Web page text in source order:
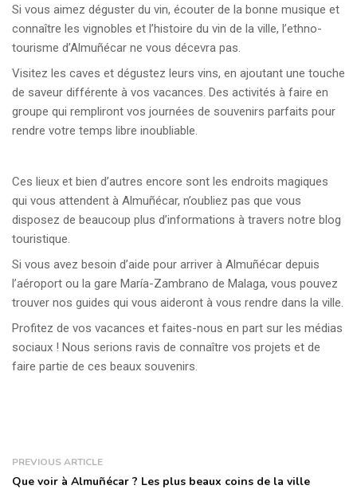
Si vous aimez déguster du vin, écouter de la bonne musique et
connaître les vignobles et l’histoire du vin de la ville, l’ethno-
tourisme d’Almuñécar ne vous décevra pas.
Visitez les caves et dégustez leurs vins, en ajoutant une touche
de saveur différente à vos vacances. Des activités à faire en
groupe qui rempliront vos journées de souvenirs parfaits pour
rendre votre temps libre inoubliable.
Ces lieux et bien d’autres encore sont les endroits magiques
qui vous attendent à Almuñécar, n’oubliez pas que vous
disposez de beaucoup plus d’informations à travers notre blog
touristique.
Si vous avez besoin d’aide pour arriver à Almuñécar depuis
l’aéroport ou la gare María-Zambrano de Malaga, vous pouvez
trouver nos guides qui vous aideront à vous rendre dans la ville.
Profitez de vos vacances et faites-nous en part sur les médias
sociaux ! Nous serions ravis de connaître vos projets et de
faire partie de ces beaux souvenirs.
PREVIOUS ARTICLE
Que voir à Almuñécar ? Les plus beaux coins de la ville